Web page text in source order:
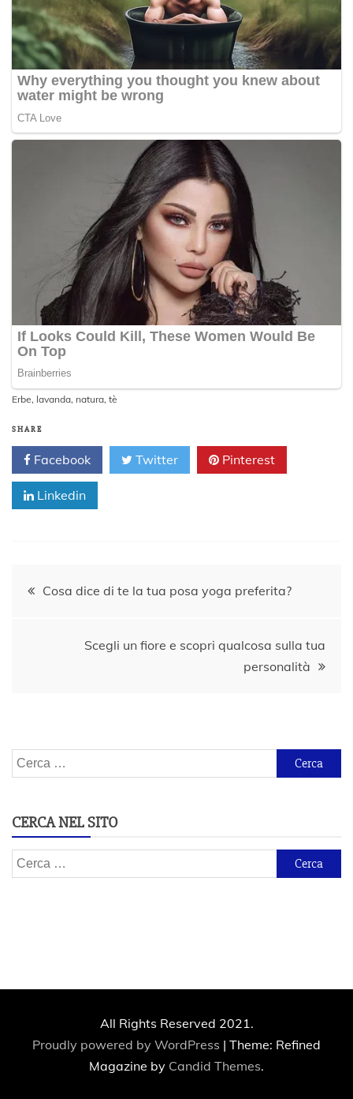
Erbe, lavanda, natura, tè
SHARE
Facebook Twitter Pinterest
Linkedin
Navigazione
Cosa dice di te la tua posa yoga preferita?
Scegli un fiore e scopri qualcosa sulla tua
personalità
Ricerca
per:
CERCA NEL SITO
Ricerca
per:
All Rights Reserved 2021.
Proudly powered by WordPress | Theme: Refined
Magazine by Candid Themes.